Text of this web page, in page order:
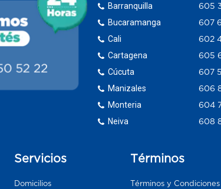
Barranquilla
Bucaramanga
Cali
Cartagena
Cúcuta
Manizales
Monteria
Neiva
605
607
602
605
607 5
606
604
608
Servicios
Domicilios
Términos
Términos y